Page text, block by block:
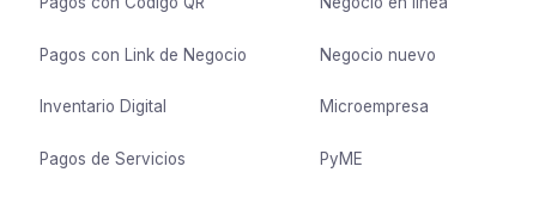
Pagos con Link de Negocio
Inventario Digital
Pagos de Servicios
Negocio nuevo
Microempresa
PyME